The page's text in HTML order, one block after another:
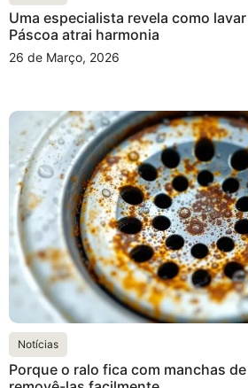
Uma especialista revela como
Páscoa atrai harmonia
26 de Março, 2026
Notícias
Porque o ralo fica com manchas